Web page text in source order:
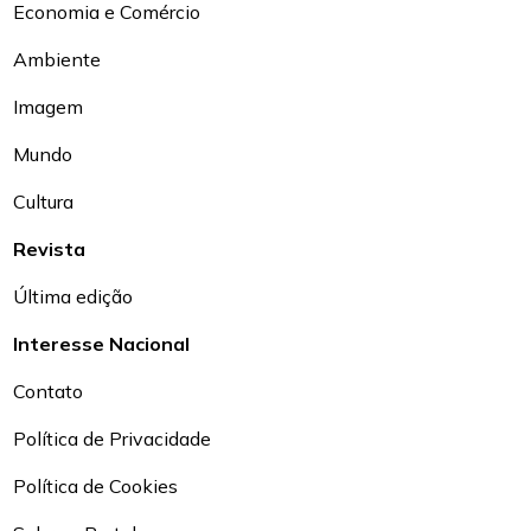
Economia e Comércio
Ambiente
Imagem
Mundo
Cultura
Revista
Última edição
Interesse Nacional
Contato
Política de Privacidade
Política de Cookies